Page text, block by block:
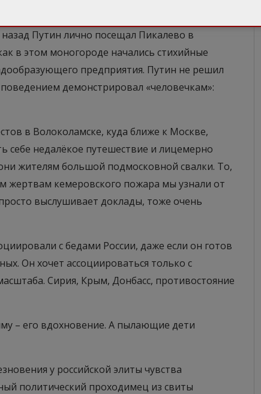
озабоченного ситуацией в Сирии, чем в
Путин лично посещал Пикалево в
в этом моногороде начались стихийные
предприятия. Путин не решил
демонстрировал «человечкам»:
в Волоколамске, куда ближе к Москве,
себе недалёкое путешествие и лицемерно
жителям большой подмосковной свалки. То,
жертвам кемеровского пожара мы узнали от
выслушивает доклады, тоже очень
с бедами России, даже если он готов
Он хочет ассоциироваться только с
Сирия, Крым, Донбасс, противостояние
– его вдохновение. А пылающие дети
у российской элиты чувства
политический проходимец из свиты